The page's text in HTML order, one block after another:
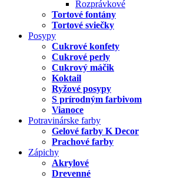
Rozprávkové
Tortové fontány
Tortové sviečky
Posypy
Cukrové konfety
Cukrové perly
Cukrový máčik
Koktail
Ryžové posypy
S prírodným farbivom
Vianoce
Potravinárske farby
Gelové farby K Decor
Prachové farby
Zápichy
Akrylové
Drevenné